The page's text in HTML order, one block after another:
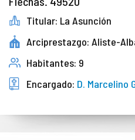
Titular: La Asunción
Arciprestazgo: Aliste-
Habitantes: 9
Encargado: D. Marcelino